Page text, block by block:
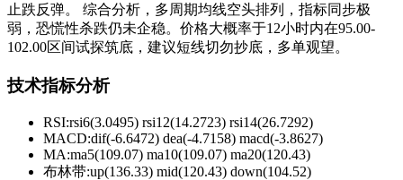
止跌反弹。 综合分析，多周期均线空头排列，指标同步极
弱，恐慌性杀跌仍未企稳。价格大概率于12小时内在95.00-
102.00区间试探筑底，建议短线切勿抄底，多单观望。
技术指标分析
RSI:rsi6(3.0495) rsi12(14.2723) rsi14(26.7292)
MACD:dif(-6.6472) dea(-4.7158) macd(-3.8627)
MA:ma5(109.07) ma10(109.07) ma20(120.43)
布林带:up(136.33) mid(120.43) down(104.52)